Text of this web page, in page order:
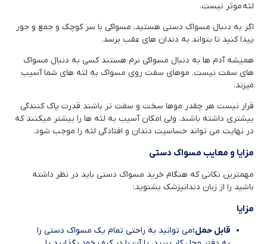
لثه موثر نیست.
اگر به دنبال مسواک دستی هستید، مسواکی با سر کوچک و جمع و جور
پیدا کنید تا بتواند به دندان های عقب برسد.
همیشه آدم ها به دنبال مسواکی نرم هستند کسی به دنبال مسواک
های سفت نیست. موهای سفت روی مسواک به لثه های شما آسیب
میزند.
قرار نیست هر چقدر موها سخت و سفت تر باشند قدرت پاک کنندگی
بیشتری داشته باشند. ولی امکان آسیب به لثه ها را بیشتر میکنند که
در نهایت می تواند حساسیت دندان و افتادگی لثه را موجب شود.
مزایا و معایب مسواک دستی
مهمترین نکاتی که هنگام خرید مسواک دستی باید در نظر داشته
باشید را از زبان دندانپزشک بشنوید:
مزایا
قابل حمل:می توانید به راحتی تمام یک مسواک دستی را